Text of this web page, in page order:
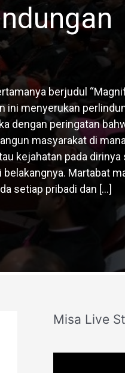
berjudul
ini menyerukan
dengan peringatan
masyarakat di
kejahatan pada dirinya
Martabat
setiap pribadi dan […]
Misa Live